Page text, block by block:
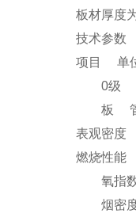
板材厚度
技术参数
项目 单
0级 I
板
表观密
燃烧性
氧指
烟密度